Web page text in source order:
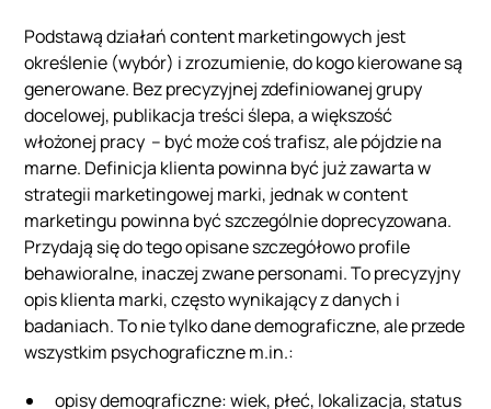
Podstawą działań content marketingowych jest
określenie (wybór) i zrozumienie, do kogo kierowane są
generowane. Bez precyzyjnej zdefiniowanej grupy
docelowej, publikacja treści ślepa, a większość
włożonej pracy – być może coś trafisz, ale pójdzie na
marne. Definicja klienta powinna być już zawarta w
strategii marketingowej marki, jednak w content
marketingu powinna być szczególnie doprecyzowana.
Przydają się do tego opisane szczegółowo profile
behawioralne, inaczej zwane personami. To precyzyjny
opis klienta marki, często wynikający z danych i
badaniach. To nie tylko dane demograficzne, ale przede
wszystkim psychograficzne m.in.:
opisy demograficzne: wiek, płeć, lokalizacja, status